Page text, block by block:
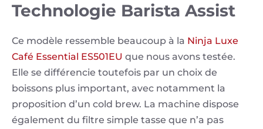
Technologie Barista Assist
Ce modèle ressemble beaucoup à la Ninja Luxe
Café Essential ES501EU que nous avons testée.
Elle se différencie toutefois par un choix de
boissons plus important, avec notamment la
proposition d’un cold brew. La machine dispose
également du filtre simple tasse que n’a pas